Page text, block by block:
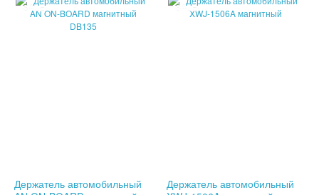
АВТОЭЛЕКТРОНИКА
SALE
Держатель автомобильный
SALE
Держатель автомобильный